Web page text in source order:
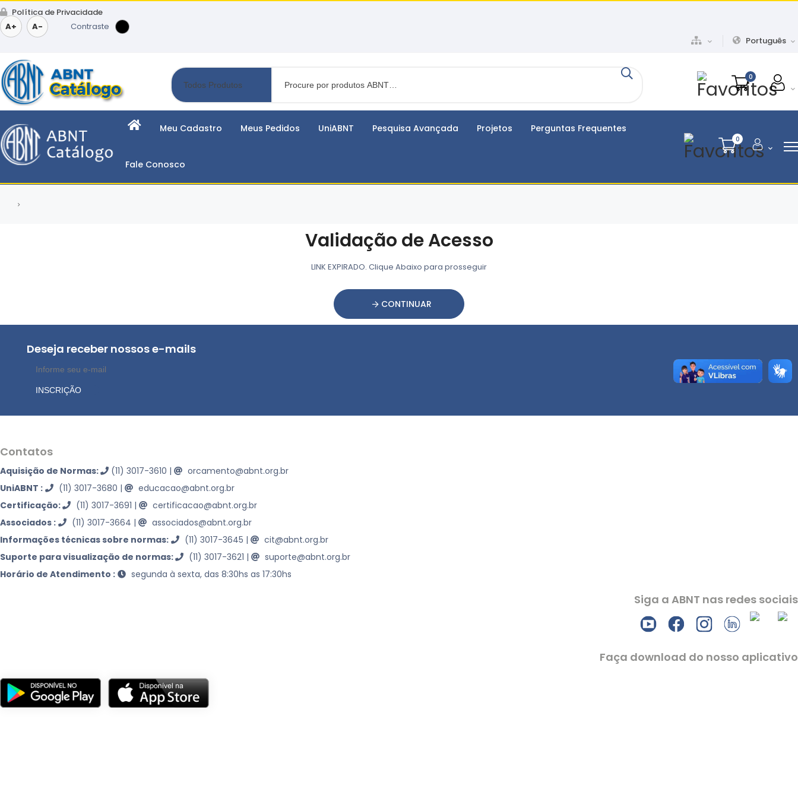
Política de Privacidade
A+
A-
Contraste
Português
0
Meu Cadastro Meus Pedidos UniABNT Pesquisa Avançada Projetos Perguntas Frequentes
Fale Conosco
0
Validação de Acesso
LINK EXPIRADO. Clique Abaixo para prosseguir
CONTINUAR
Deseja receber nossos e-mails
INSCRIÇÃO
Contatos
Aquisição de Normas: (11) 3017-3610 |
orcamento@abnt.org.br
UniABNT :
(11) 3017-3680 |
educacao@abnt.org.br
Certificação:
(11) 3017-3691 |
certificacao@abnt.org.br
Associados :
(11) 3017-3664 |
associados@abnt.org.br
Informações técnicas sobre normas:
(11) 3017-3645 |
cit@abnt.org.br
Suporte para visualização de normas:
(11) 3017-3621 |
suporte@abnt.org.br
Horário de Atendimento :
segunda à sexta, das 8:30hs as 17:30hs
Siga a ABNT nas redes sociais
Faça download do nosso aplicativo